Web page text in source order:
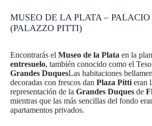
MUSEO DE LA PLATA –
(PALAZZO PITTI)
Encontrarás el Museo de la Plata en la
entresuelo, también conocido como el
Grandes DuquesLas habitaciones
decoradas con frescos dan Plaza Pitti eran
representación de la Grandes Duques de
mientras que las más sencillas del fondo
apartamentos privados.